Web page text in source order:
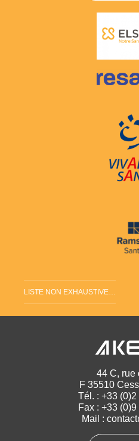
LISTE NON EXHAUSTIVE…
44 C, rue
F 35510
Tél. : +33
Fax : +33
Mail :